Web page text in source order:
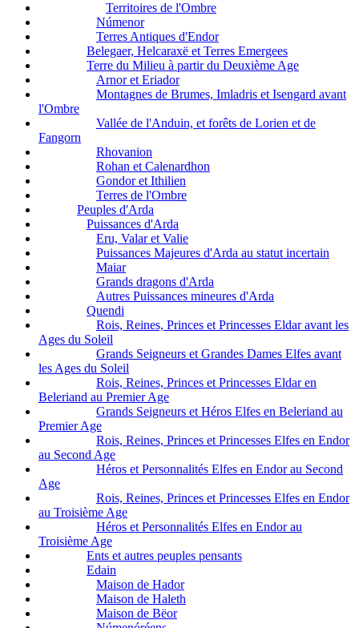
Territoires de l'Ombre
Númenor
Terres Antiques d'Endor
Belegaer, Helcaraxë et Terres Emergees
Terre du Milieu à partir du Deuxième Age
Arnor et Eriador
Montagnes de Brumes, Imladris et Isengard avant
l'Ombre
Vallée de l'Anduin, et forêts de Lorien et de
Fangorn
Rhovanion
Rohan et Calenardhon
Gondor et Ithilien
Terres de l'Ombre
Peuples d'Arda
Puissances d'Arda
Eru, Valar et Valie
Puissances Majeures d'Arda au statut incertain
Maiar
Grands dragons d'Arda
Autres Puissances mineures d'Arda
Quendi
Rois, Reines, Princes et Princesses Eldar avant les
Ages du Soleil
Grands Seigneurs et Grandes Dames Elfes avant
les Ages du Soleil
Rois, Reines, Princes et Princesses Eldar en
Beleriand au Premier Age
Grands Seigneurs et Héros Elfes en Beleriand au
Premier Age
Rois, Reines, Princes et Princesses Elfes en Endor
au Second Age
Héros et Personnalités Elfes en Endor au Second
Age
Rois, Reines, Princes et Princesses Elfes en Endor
au Troisième Age
Héros et Personnalités Elfes en Endor au
Troisième Age
Ents et autres peuples pensants
Edain
Maison de Hador
Maison de Haleth
Maison de Bëor